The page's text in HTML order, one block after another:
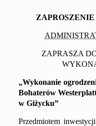
ZAPRASZA
„Wykonanieo
Bohaterów
w Giżycku”
Przedmiotem